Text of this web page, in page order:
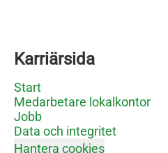
Karriärsida
Start
Medarbetare lokalkontor
Jobb
Data och integritet
Hantera cookies